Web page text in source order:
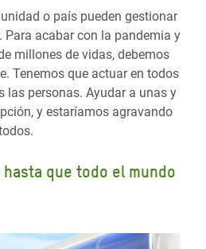
o país pueden gestionar
Para acabar con la pandemia y
millones de vidas, debemos
Tenemos que actuar en todos
las personas. Ayudar a unas y
y estaríamos agravando
que todo el mundo